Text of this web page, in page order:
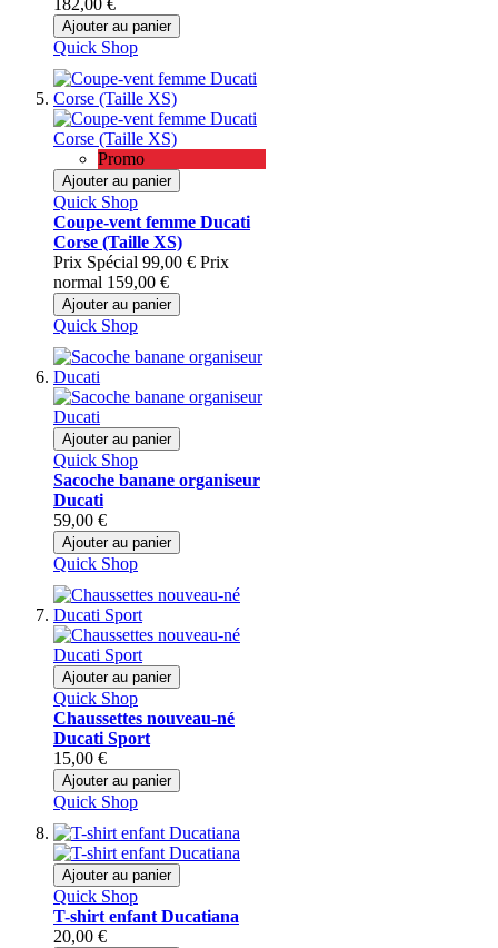
Ajouter au panier
Quick Shop
Promo
Ajouter au panier
Quick Shop
Coupe-vent femme Ducati
Corse (Taille XS)
Prix Spécial 99,00 € Prix
normal 159,00 €
Ajouter au panier
Quick Shop
Ajouter au panier
Quick Shop
Sacoche banane organiseur
Ducati
59,00 €
Ajouter au panier
Quick Shop
Ajouter au panier
Quick Shop
Chaussettes nouveau-né
Ducati Sport
15,00 €
Ajouter au panier
Quick Shop
Ajouter au panier
Quick Shop
T-shirt enfant Ducatiana
20,00 €